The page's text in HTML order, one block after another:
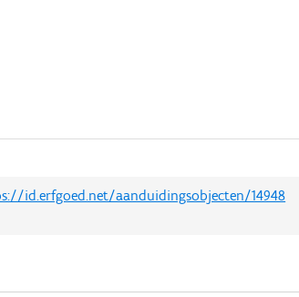
id.erfgoed.net/aanduidingsobjecten/14948